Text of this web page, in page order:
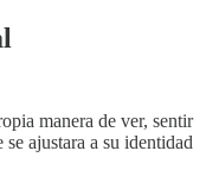
manera de ver, sentir
ajustara a su identidad